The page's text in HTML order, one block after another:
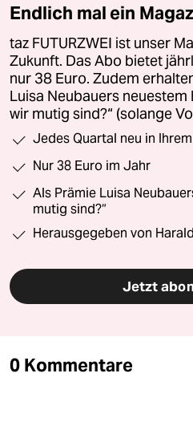
Endlich mal ein
taz FUTURZWEI ist unser
Zukunft. Das Abo bietet
nur 38 Euro. Zudem
Luisa Neubauers neuestem
wir mutig sind?“ (solange
Jedes Quartal neu in
Nur 38 Euro im Jahr
Als Prämie Luisa
mutig sind?“
Herausgegeben von
Jetzt
0 Kommentare